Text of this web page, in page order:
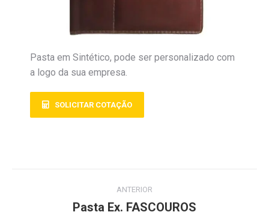
Pasta em Sintético, pode ser personalizado com
a logo da sua empresa.
SOLICITAR COTAÇÃO
ANTERIOR
Pasta Ex. FASCOUROS